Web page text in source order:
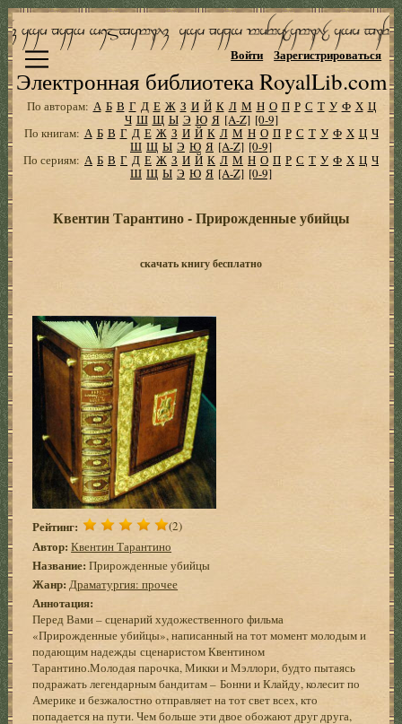
Электронная библиотека RoyalLib.com
Войти Зарегистрироваться
По авторам: А Б В Г Д Е Ж З И Й К Л М Н О П Р С Т У Ф Х Ц
Ч Ш Щ Ы Э Ю Я [A-Z] [0-9]
По книгам: А Б В Г Д Е Ж З И Й К Л М Н О П Р С Т У Ф Х Ц Ч
Ш Щ Ы Э Ю Я [A-Z] [0-9]
По сериям: А Б В Г Д Е Ж З И Й К Л М Н О П Р С Т У Ф Х Ц Ч
Ш Щ Ы Э Ю Я [A-Z] [0-9]
Квентин Тарантино - Прирожденные убийцы
скачать книгу бесплатно
Рейтинг: (2)
Автор: Квентин Тарантино
Название: Прирожденные убийцы
Жанр: Драматургия: прочее
Аннотация:
Перед Вами – сценарий художественного фильма
«Прирожденные убийцы», написанный на тот момент молодым и
подающим надежды сценаристом Квентином
Тарантино.Молодая парочка, Микки и Мэллори, будто пытаясь
подражать легендарным бандитам – Бонни и Клайду, колесит по
Америке и безжалостно отправляет на тот свет всех, кто
попадается на пути. Чем больше эти двое обожают друг друга,